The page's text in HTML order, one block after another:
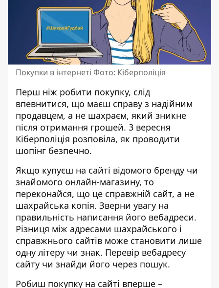
Покупки в інтернеті Фото: Кіберполіція
Перш ніж робити покупку, слід
впевнитися, що маєш справу з надійним
продавцем, а не шахраєм, який зникне
після отримання грошей. 3 вересня
Кіберполіція розповіла, як проводити
шопінг безпечно.
Якщо купуєш на сайті відомого бренду чи
знайомого онлайн-магазину, то
переконайся, що це справжній сайт, а не
шахрайська копія. Зверни увагу на
правильність написання його вебадреси.
Різниця між адресами шахрайського і
справжнього сайтів може становити лише
одну літеру чи знак. Перевір вебадресу
сайту чи знайди його через пошук.
Робиш покупку на сайті вперше –